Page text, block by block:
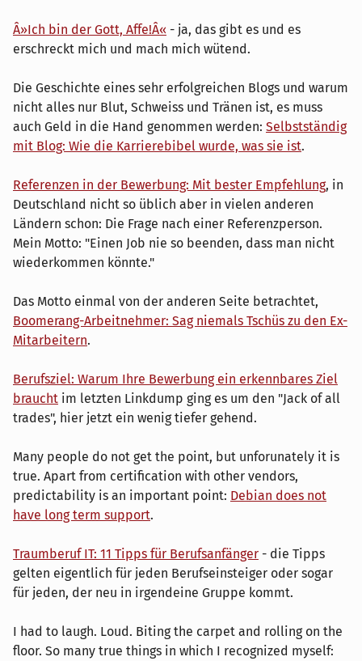
Â»Ich bin der Gott, Affe!Â« - ja, das gibt es und es
erschreckt mich und mach mich wütend.
Die Geschichte eines sehr erfolgreichen Blogs und warum
nicht alles nur Blut, Schweiss und Tränen ist, es muss
auch Geld in die Hand genommen werden: Selbstständig
mit Blog: Wie die Karrierebibel wurde, was sie ist.
Referenzen in der Bewerbung: Mit bester Empfehlung, in
Deutschland nicht so üblich aber in vielen anderen
Ländern schon: Die Frage nach einer Referenzperson.
Mein Motto: "Einen Job nie so beenden, dass man nicht
wiederkommen könnte."
Das Motto einmal von der anderen Seite betrachtet,
Boomerang-Arbeitnehmer: Sag niemals Tschüs zu den Ex-
Mitarbeitern.
Berufsziel: Warum Ihre Bewerbung ein erkennbares Ziel
braucht im letzten Linkdump ging es um den "Jack of all
trades", hier jetzt ein wenig tiefer gehend.
Many people do not get the point, but unforunately it is
true. Apart from certification with other vendors,
predictability is an important point: Debian does not
have long term support.
Traumberuf IT: 11 Tipps für Berufsanfänger - die Tipps
gelten eigentlich für jeden Berufseinsteiger oder sogar
für jeden, der neu in irgendeine Gruppe kommt.
I had to laugh. Loud. Biting the carpet and rolling on the
floor. So many true things in which I recognized myself: